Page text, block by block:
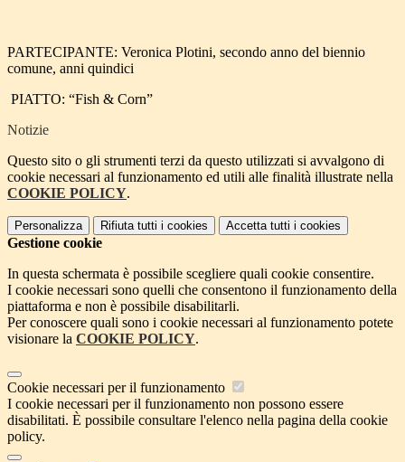
PARTECIPANTE: Veronica Plotini, secondo anno del biennio
comune, anni quindici
PIATTO: “Fish & Corn”
Notizie
Questo sito o gli strumenti terzi da questo utilizzati si avvalgono di
cookie necessari al funzionamento ed utili alle finalità illustrate nella
COOKIE POLICY.
Personalizza Rifiuta tutti i cookies Accetta tutti i cookies
Gestione cookie
In questa schermata è possibile scegliere quali cookie consentire.
I cookie necessari sono quelli che consentono il funzionamento della
piattaforma e non è possibile disabilitarli.
Per conoscere quali sono i cookie necessari al funzionamento potete
visionare la COOKIE POLICY.
Cookie necessari per il funzionamento
I cookie necessari per il funzionamento non possono essere
disabilitati. È possibile consultare l'elenco nella pagina della cookie
policy.